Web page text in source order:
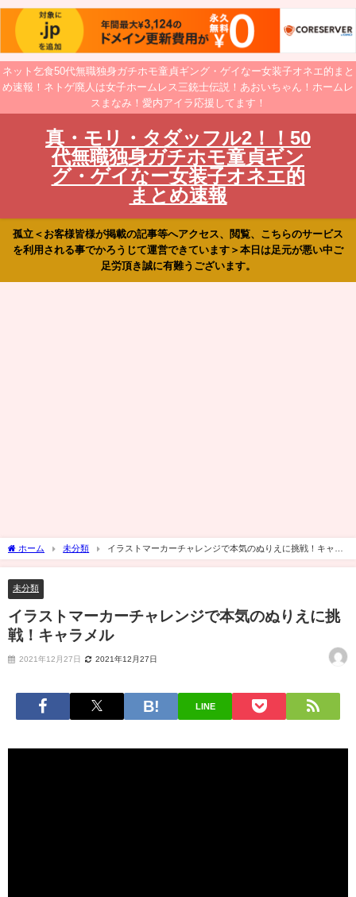
ネット乞食50代無職独身ガチホモ童貞ギング・ゲイなー女装子オネエ的まと
め速報！ネトゲ廃人は女子ホームレス三銃士伝説！あおいちゃん！ホームレ
スまなみ！愛内アイラ応援してます！
真・モリ・タダッフル2！！50
代無職独身ガチホモ童貞ギン
グ・ゲイなー女装子オネエ的
まとめ速報
孤立＜お客様皆様が掲載の記事等へアクセス、閲覧、こちらのサービス
を利用される事でかろうじて運営できています＞本日は足元が悪い中ご
足労頂き誠に有難うございます。
ホーム 未分類
イラストマーカーチャレンジで本気のぬりえに挑戦！キャラ
メル
未分類
イラストマーカーチャレンジで本気のぬりえに挑
戦！キャラメル
2021年12月27日 2021年12月27日
LINE